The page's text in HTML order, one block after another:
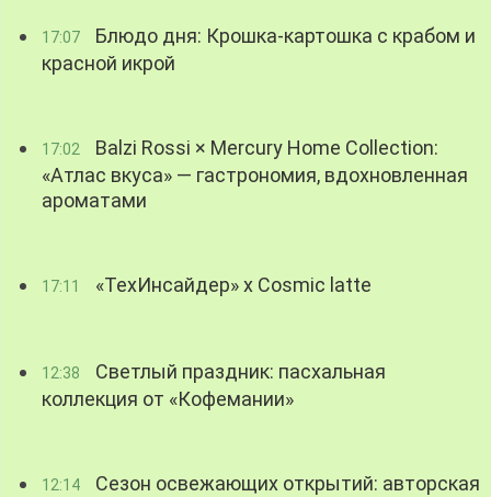
17:07
Блюдо дня: Крошка-картошка с крабом и
красной икрой
17:02
Balzi Rossi × Mercury Home Collection:
«Атлас вкуса» — гастрономия, вдохновленная
ароматами
17:11 «ТехИнсайдер» х Cosmic latte
12:38
Светлый праздник: пасхальная
коллекция от «Кофемании»
12:14
Сезон освежающих открытий: авторская